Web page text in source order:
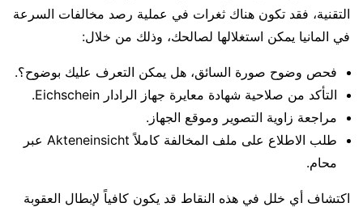
التقنية، فقد تكون هناك ثغرات في عملية رصد مخالفات السرعة
في المانيا يمكن استغلالها لصالحك، وذلك من خلال:
فحص وضوح صورة السائق، هل يمكن التعرف عليك بوضوح؟.
التأكد من صلاحية شهادة معايرة جهاز الرادار Eichschein.
مراجعة زاوية التصوير وموقع الجهاز.
طلب الاطلاع على ملف المخالفة كاملاً Akteneinsicht عبر
محام.
اكتشاف أي خلل في هذه النقاط قد يكون كافياً لإبطال العقوبة